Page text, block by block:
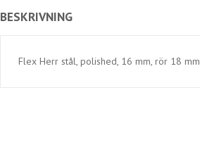
BESKRIVNING
Flex Herr stål, polished, 16 mm, rör 18 mm